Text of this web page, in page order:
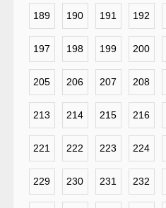
189 190 191 192
197 198 199 200
205 206 207 208
213 214 215 216
221 222 223 224
229 230 231 232